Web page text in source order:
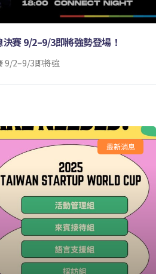
賽 9/2–9/3即將強勢登場！
9/2–9/3即將強
最新消息